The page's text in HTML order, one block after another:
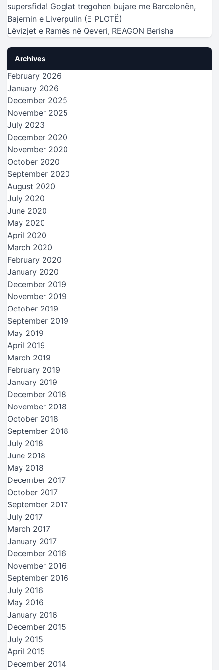
supersfida! Goglat tregohen bujare me Barcelonën,
Bajernin e Liverpulin (E PLOTË)
Lëvizjet e Ramës në Qeveri, REAGON Berisha
Archives
February 2026
January 2026
December 2025
November 2025
July 2023
December 2020
November 2020
October 2020
September 2020
August 2020
July 2020
June 2020
May 2020
April 2020
March 2020
February 2020
January 2020
December 2019
November 2019
October 2019
September 2019
May 2019
April 2019
March 2019
February 2019
January 2019
December 2018
November 2018
October 2018
September 2018
July 2018
June 2018
May 2018
December 2017
October 2017
September 2017
July 2017
March 2017
January 2017
December 2016
November 2016
September 2016
July 2016
May 2016
January 2016
December 2015
July 2015
April 2015
December 2014